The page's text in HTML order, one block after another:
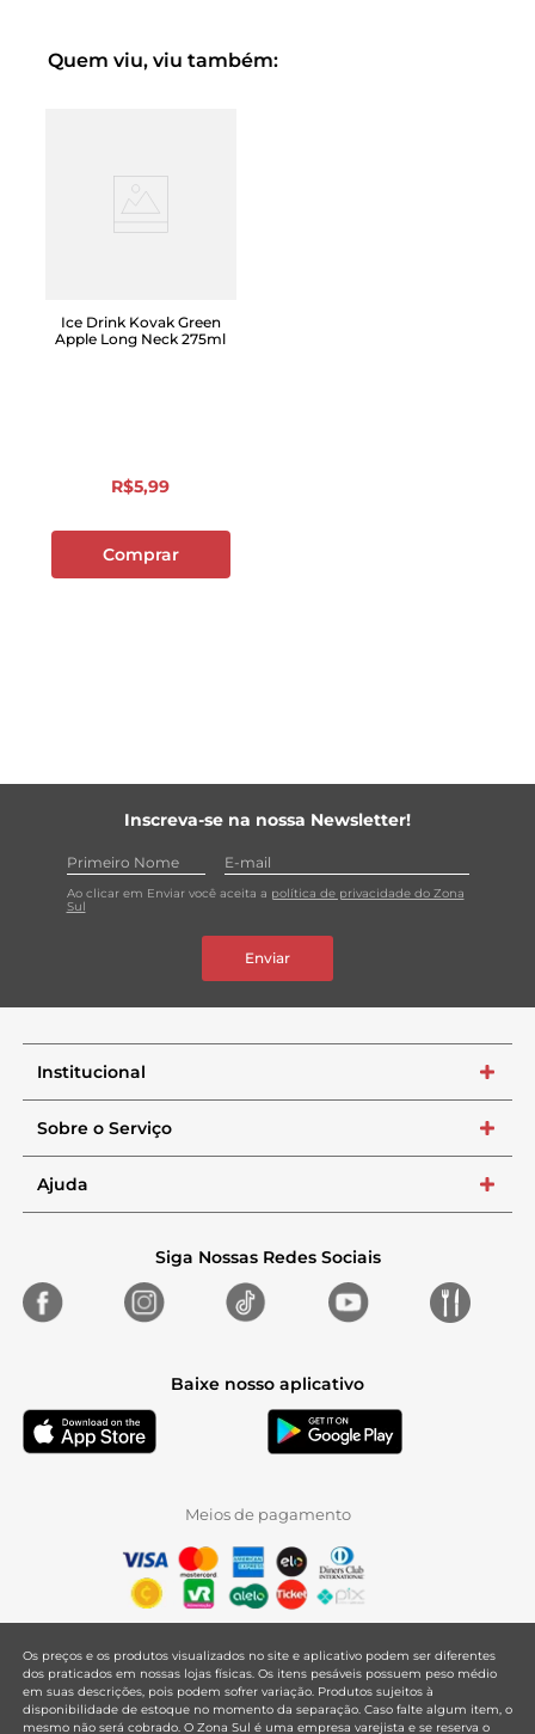
Quem viu, viu também:
Ice Drink Kovak Green
Apple Long Neck 275ml
R$5,99
Comprar
Inscreva-se na nossa Newsletter!
Ao clicar em Enviar você aceita a política de privacidade do Zona
Sul
Enviar
Institucional +
Sobre o Serviço +
Ajuda +
Siga Nossas Redes Sociais
Baixe nosso aplicativo
Meios de pagamento
Os preços e os produtos visualizados no site e aplicativo podem ser diferentes
dos praticados em nossas lojas físicas. Os itens pesáveis possuem peso médio
em suas descrições, pois podem sofrer variação. Produtos sujeitos à
disponibilidade de estoque no momento da separação. Caso falte algum item, o
mesmo não será cobrado. O Zona Sul é uma empresa varejista e se reserva o